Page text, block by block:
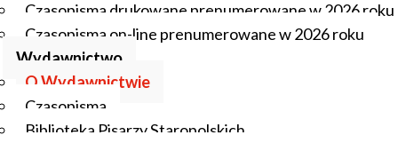
Czasopisma drukowane prenumerowane w 2026 roku
Czasopisma on-line prenumerowane w 2026 roku
Wydawnictwo
O Wydawnictwie
Czasopisma
Biblioteka Pisarzy Staropolskich
krytyczne tekstów pisarzy staropolskich.
Jedna z ostatnich publikacji pracowników
IBL: